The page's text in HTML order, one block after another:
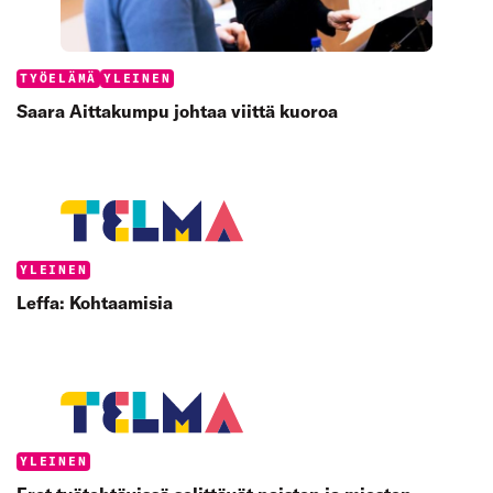
Categories:
TYÖELÄMÄ YLEINEN
Saara Aittakumpu johtaa viittä kuoroa
Categories:
YLEINEN
Leffa: Kohtaamisia
Categories:
YLEINEN